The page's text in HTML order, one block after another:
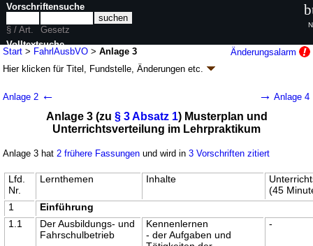
Start > FahrlAusbVO >Anlage 3
Änderungsalarm
Hier klicken fürTitel, Fundstelle, Änderungen etc.
(FahrlAusbVO
Artikel 2 V. v. 02.01.2018BGBl. I S. 2, 15 (Nr. 1); zuletzt geändert durch
V. v. 18.03.2022BGBl. I S. 498
4 weitere Fassungen | Drucksachen / Entwurf / Begründung |
wird in 6 Vorschriften zitiert
Anlage 2 ← → Anlage 4
Anlage 3 (zu § 3 Absatz 1) Musterplan und
Unterrichtsverteilung im Lehrpraktikum
Anlage 3 hat 2 frühere Fassungen und wird in3 Vorschriften zitiert
Lfd.
Nr.
Lernthemen Inhalte
(45
1
Einführung
1.1
Der Ausbildungs- und
Fahrschulbetrieb
Kennenlernen
- der Aufgaben und
-
Vorschriftensuche
§ / Art.
Gesetz
Volltextsuche
nur in FahrlAusbVO